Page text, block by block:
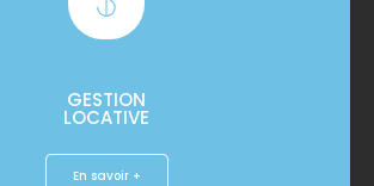
GESTION
LOCATIVE
En savoir +